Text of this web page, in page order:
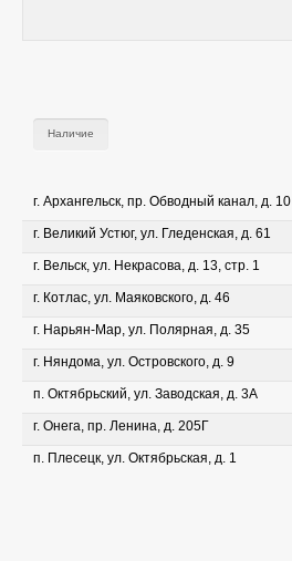
Наличие
г. Архангельск, пр. Обводный канал, д. 10
г. Великий Устюг, ул. Гледенская, д. 61
г. Вельск, ул. Некрасова, д. 13, стр. 1
г. Котлас, ул. Маяковского, д. 46
г. Нарьян-Мар, ул. Полярная, д. 35
г. Няндома, ул. Островского, д. 9
п. Октябрьский, ул. Заводская, д. 3А
г. Онега, пр. Ленина, д. 205Г
п. Плесецк, ул. Октябрьская, д. 1